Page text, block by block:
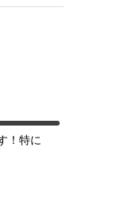
！特に